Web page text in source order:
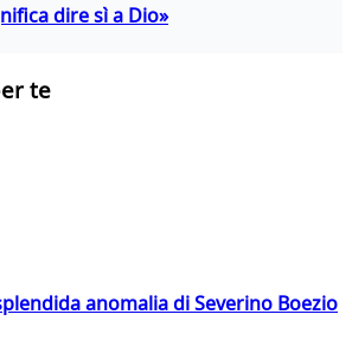
dire sì a Dio»
te
anomalia di Severino Boezio